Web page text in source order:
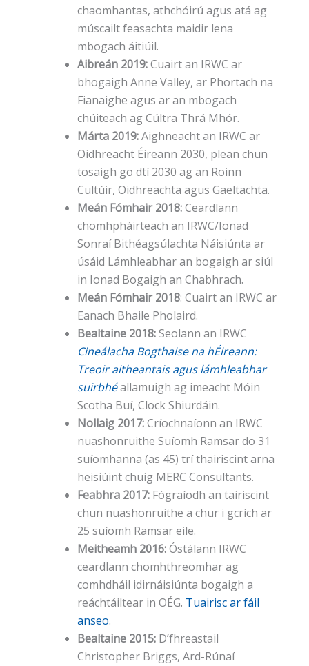
chaomhantas, athchóirú agus atá ag
múscailt feasachta maidir lena
mbogach áitiúil.
Aibreán 2019:Cuairt an IRWC ar
bhogaigh Anne Valley, ar Phortach na
Fianaighe agus ar an mbogach
chúiteach ag Cúltra Thrá Mhór.
Márta 2019:Aighneacht an IRWC ar
Oidhreacht Éireann 2030, plean chun
tosaigh go dtí 2030 ag an Roinn
Cultúir, Oidhreachta agus Gaeltachta.
Meán Fómhair 2018:Ceardlann
chomhpháirteach an IRWC/Ionad
Sonraí Bithéagsúlachta Náisiúnta ar
úsáid Lámhleabhar an bogaigh ar siúl
in Ionad Bogaigh an Chabhrach.
Meán Fómhair 2018: Cuairt an IRWC ar
Eanach Bhaile Pholaird.
Bealtaine 2018:Seolann an IRWC
Cineálacha Bogthaise na hÉireann:
Treoir aitheantais agus lámhleabhar
suirbhéallamuigh ag imeacht Móin
Scotha Buí, Clock Shiurdáin.
Nollaig 2017:Críochnaíonn an IRWC
nuashonruithe Suíomh Ramsar do 31
suíomhanna (as 45) trí thairiscint arna
heisiúint chuig MERC Consultants.
Feabhra 2017: Fógraíodh an tairiscint
chun nuashonruithe a chur i gcrích ar
25 suíomh Ramsar eile.
Meitheamh 2016:Óstálann IRWC
ceardlann chomhthreomhar ag
comhdháil idirnáisiúnta bogaigh a
reáchtáiltear in OÉG. Tuairisc ar fáil
anseo.
Bealtaine 2015: D’fhreastail
Christopher Briggs, Ard-Rúnaí